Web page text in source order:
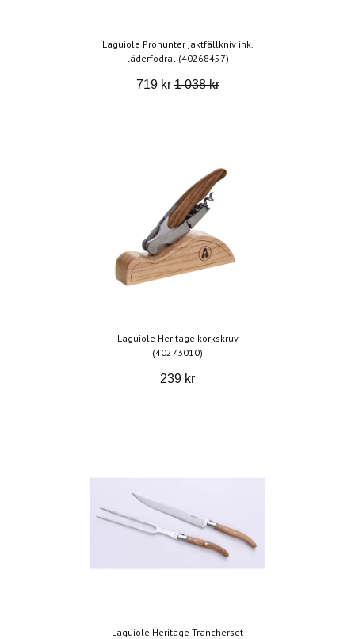
Laguiole Prohunter jaktfällkniv ink.
läderfodral (40268457)
719 kr1 038 kr
Laguiole Heritage korkskruv
(40273010)
239 kr
Laguiole Heritage Trancherset